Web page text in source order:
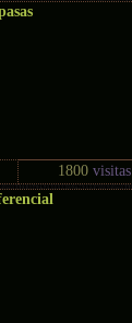
1800visitas